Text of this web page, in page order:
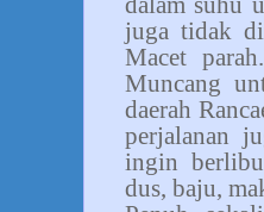
juga tidak
Macet
Muncang
daerah
perjalanan
ingin
dus, baju,